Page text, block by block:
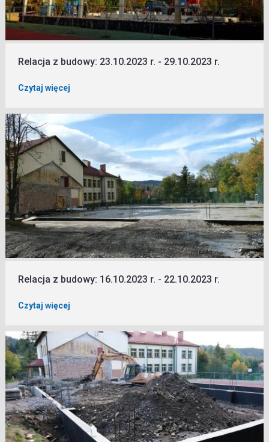
Relacja z budowy: 23.10.2023 r. - 29.10.2023 r.
Czytaj więcej
Relacja z budowy: 16.10.2023 r. - 22.10.2023 r.
Czytaj więcej